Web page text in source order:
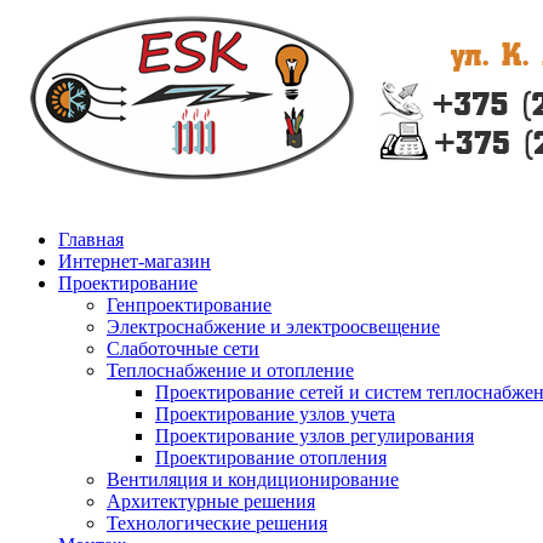
Главная
Интернет-магазин
Проектирование
Генпроектирование
Электроснабжение и электроосвещение
Слаботочные сети
Теплоснабжение и отопление
Проектирование сетей и систем
Проектирование узлов учета
Проектирование узлов регулирования
Проектирование отопления
Вентиляция и кондиционирование
Архитектурные решения
Технологические решения